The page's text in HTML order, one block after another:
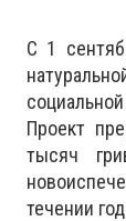
С 1
Проект
тысяч
течении